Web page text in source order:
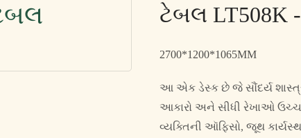
ટેબલ
2700*1200*1065MM
આ એક ડેસ્ક છે જે સૌંદર્ય
આકારો અને સીધી રેખાઓ ઉચ્ચ
વ્યક્તિની ઑફિસો, જૂથ